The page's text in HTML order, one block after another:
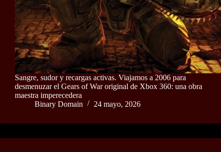
Sangre, sudor y recargas activas. Viajamos a 2006 para
desmenuzar el Gears of War original de Xbox 360: una obra
maestra imperecedera
Binary Domain
24 mayo, 2026